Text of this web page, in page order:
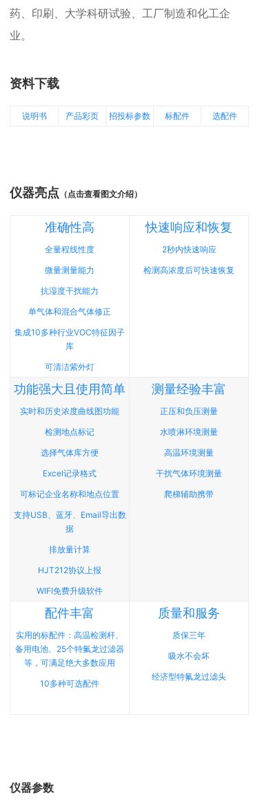
药、印刷、大学科研试验、工厂制造和化工企
业。
资料下载
说明书 产品彩页 招投标参数 标配件 选配件
仪器亮点 （点击查看图文介绍）
准确性高
全量程线性度
微量测量能力
抗湿度干扰能力
单气体和混合气体修正
集成10多种行业VOC特征因子
库
可清洁紫外灯
快速响应和恢复
2秒内快速响应
检测高浓度后可快速恢复
功能强大且使用简单
实时和历史浓度曲线图功能
检测地点标记
选择气体库方便
Excel记录格式
可标记企业名称和地点位置
支持USB、蓝牙、Email导出数
据
排放量计算
HJT212协议上报
WIFI免费升级软件
测量经验丰富
正压和负压测量
水喷淋环境测量
高温环境测量
干扰气体环境测量
爬梯辅助携带
配件丰富
实用的标配件：高温检测杆、
备用电池、25个特氟龙过滤器
等，可满足绝大多数应用
10多种可选配件
质量和服务
质保三年
吸水不会坏
经济型特氟龙过滤头
仪器参数